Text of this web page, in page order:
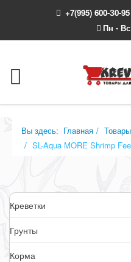
+7(995) 600-З0-95
Пн - Вс
Вы здесь: Главная Товары
SL-Aqua MORE Shrimp
Креветки
Грунты
Корма